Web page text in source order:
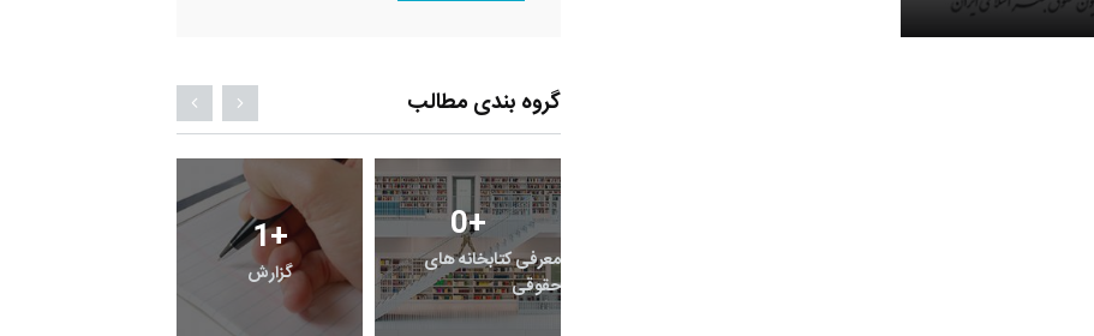
گروه بندی مطالب
1+
گزارش
0+
معرفی کتابخانه های
حقوقی